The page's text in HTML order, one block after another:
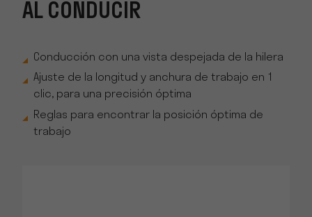
AL CONDUCIR
Conducción con una vista despejada de la hilera
Ajuste de la longitud y anchura de trabajo en 1
clic, para una precisión óptima
Reglas para encontrar la posición óptima de
trabajo